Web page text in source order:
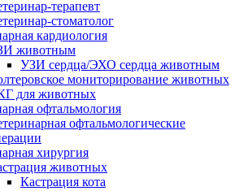
терапевт
стоматолог
кардиология
животным
УЗИ сердца/ЭХО сердца животным
мониторирование животных
для животных
офтальмология
офтальмологические
хирургия
животных
Кастрация кота